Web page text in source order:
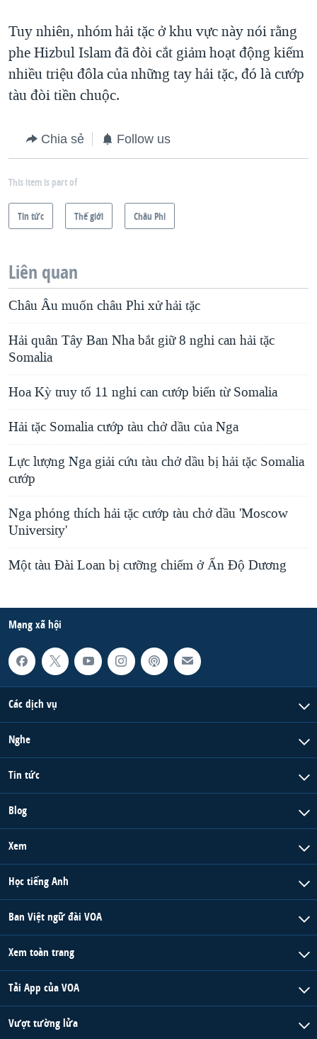
Tuy nhiên, nhóm hải tặc ở khu vực này nói rằng
phe Hizbul Islam đã đòi cắt giảm hoạt động kiếm
nhiều triệu đôla của những tay hải tặc, đó là cướp
tàu đòi tiền chuộc.
Chia sẻ Follow us
This item is part of
Tin tức Thế giới Châu Phi
Liên quan
Châu Âu muốn châu Phi xử hải tặc
Hải quân Tây Ban Nha bắt giữ 8 nghi can hải tặc
Somalia
Hoa Kỳ truy tố 11 nghi can cướp biển từ Somalia
Hải tặc Somalia cướp tàu chở dầu của Nga
Lực lượng Nga giải cứu tàu chở dầu bị hải tặc Somalia
cướp
Nga phóng thích hải tặc cướp tàu chở dầu 'Moscow
University'
Một tàu Đài Loan bị cưỡng chiếm ở Ấn Độ Dương
Mạng xã hội
Các dịch vụ
Nghe
Tin tức
Blog
Xem
Học tiếng Anh
Ban Việt ngữ đài VOA
Xem toàn trang
Tải App của VOA
Vượt tường lửa